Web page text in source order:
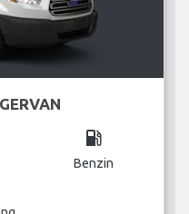
local_gas_station
Benzin